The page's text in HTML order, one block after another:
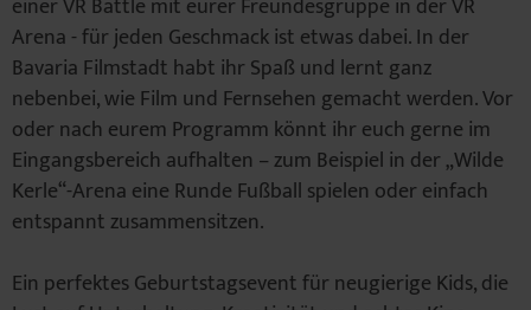
einer VR Battle mit eurer Freundesgruppe in der VR
Arena - für jeden Geschmack ist etwas dabei. In der
Bavaria Filmstadt habt ihr Spaß und lernt ganz
nebenbei, wie Film und Fernsehen gemacht werden. Vor
oder nach eurem Programm könnt ihr euch gerne im
Eingangsbereich aufhalten – zum Beispiel in der „Wilde
Kerle“-Arena eine Runde Fußball spielen oder einfach
entspannt zusammensitzen.
Ein perfektes Geburtstagsevent für neugierige Kids, die